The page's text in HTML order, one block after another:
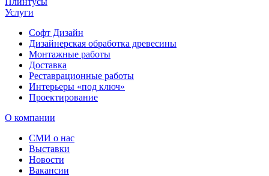
Услуги
Софт Дизайн
Дизайнерская обработка древесины
Монтажные работы
Доставка
Реставрационные работы
Интерьеры «под ключ»
Проектирование
О компании
СМИ о нас
Выставки
Новости
Вакансии